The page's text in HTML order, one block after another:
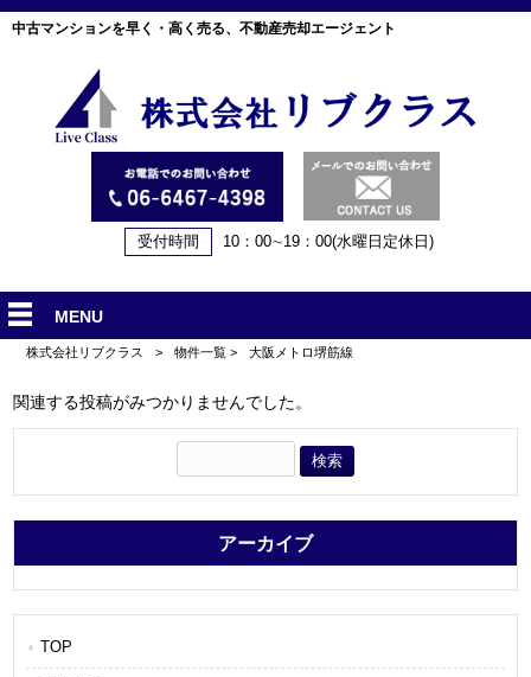
中古マンションを早く・高く売る、不動産売却エージェント
受付時間 10：00∼19：00(水曜日定休日)
MENU
株式会社リブクラス > 物件一覧 > 大阪メトロ堺筋線
関連する投稿がみつかりませんでした。
アーカイブ
TOP